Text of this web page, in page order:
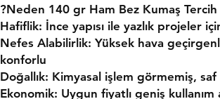
Neden 140 gr Ham Bez Kumaş Tercih
• Nefes Alabilirlik: Yüksek hava
konforlu